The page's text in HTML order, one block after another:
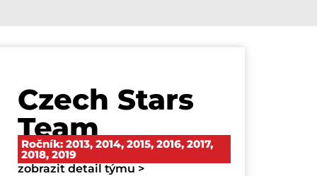
Czech Stars
Team
Ročník: 2013, 2014, 2015, 2016, 2017,
2018, 2019
zobrazit detail týmu >